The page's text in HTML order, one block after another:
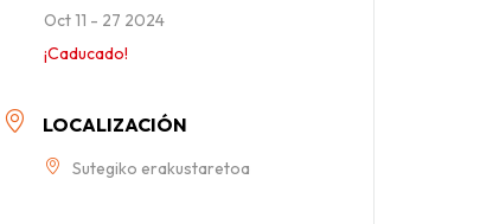
Oct 11 - 27 2024
¡Caducado!
LOCALIZACIÓN
Sutegiko erakustaretoa